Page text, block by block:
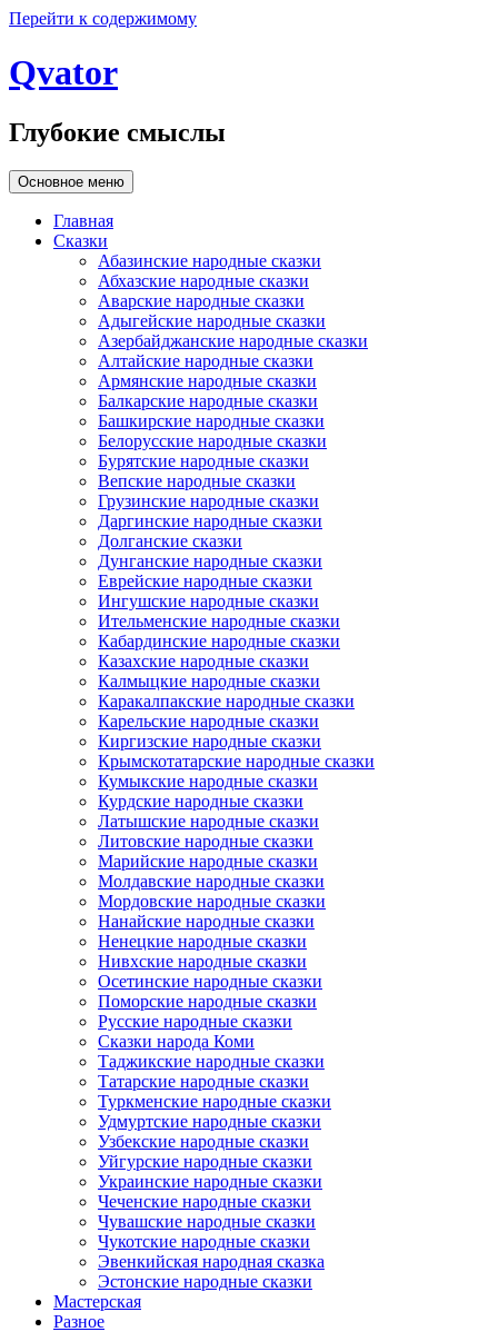
Перейти к содержимому
Qvator
Глубокие смыслы
Основное меню
Главная
Сказки
Абазинские народные сказки
Абхазские народные сказки
Аварские народные сказки
Адыгейские народные сказки
Азербайджанские народные сказки
Алтайские народные сказки
Армянские народные сказки
Балкарские народные сказки
Башкирские народные сказки
Белорусские народные сказки
Бурятские народные сказки
Вепские народные сказки
Грузинские народные сказки
Даргинские народные сказки
Долганские сказки
Дунганские народные сказки
Еврейские народные сказки
Ингушские народные сказки
Ительменские народные сказки
Кабардинские народные сказки
Казахские народные сказки
Калмыцкие народные сказки
Каракалпакские народные сказки
Карельские народные сказки
Киргизские народные сказки
Крымскотатарские народные сказки
Кумыкские народные сказки
Курдские народные сказки
Латышские народные сказки
Литовские народные сказки
Марийские народные сказки
Молдавские народные сказки
Мордовские народные сказки
Нанайские народные сказки
Ненецкие народные сказки
Нивхские народные сказки
Осетинские народные сказки
Поморские народные сказки
Русские народные сказки
Сказки народа Коми
Таджикские народные сказки
Татарские народные сказки
Туркменские народные сказки
Удмуртские народные сказки
Узбекские народные сказки
Уйгурские народные сказки
Украинские народные сказки
Чеченские народные сказки
Чувашские народные сказки
Чукотские народные сказки
Эвенкийская народная сказка
Эстонские народные сказки
Мастерская
Разное